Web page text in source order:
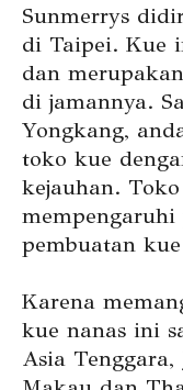
Sunmerrys
di Taipei. Kue
dan
di jamannya.
Yongkang,
toko kue
kejauhan.
pembuatan
Karena
kue nanas ini
Asia